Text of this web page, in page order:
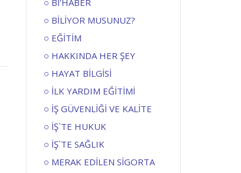
Bİ'HABER
BİLİYOR MUSUNUZ?
EĞİTİM
HAKKINDA HER ŞEY
HAYAT BİLGİSİ
İLK YARDIM EĞİTİMİ
İŞ GÜVENLİĞİ VE KALİTE
İŞ`TE HUKUK
İŞ`TE SAĞLIK
MERAK EDİLEN SİGORTA